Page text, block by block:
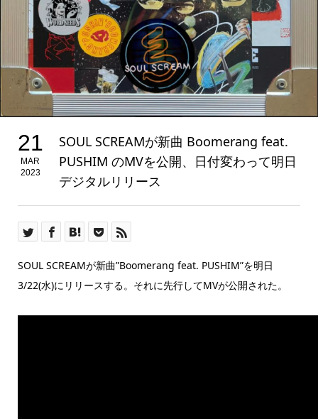
21
MAR
2023
SOUL SCREAMが新曲 Boomerang feat.
PUSHIM のMVを公開、日付変わって明日
デジタルリリース
SOUL SCREAMが新曲”Boomerang feat. PUSHIM”を明日
3/22(水)にリリースする。それに先行してMVが公開された。